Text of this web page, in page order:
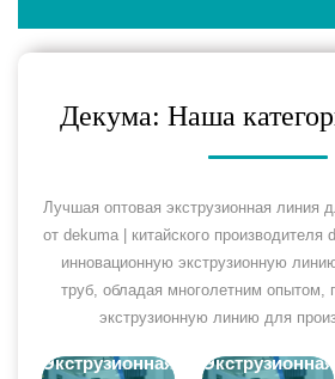
Декума: Наша
Лучшая оптовая экструзионная линия
от dekuma | китайского производителя
инновационную экструзионную
труб, обладая многолетним опытом,
экструзионную линию для
Экструзионная
Экструзионная